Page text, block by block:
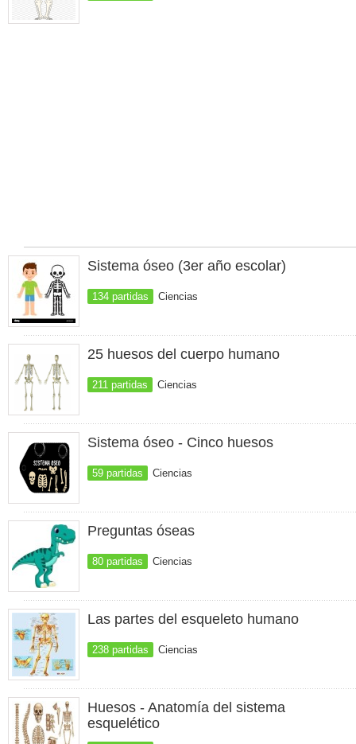
Sistema óseo (3er año escolar)
134 partidas Ciencias
25 huesos del cuerpo humano
211 partidas Ciencias
Sistema óseo - Cinco huesos
59 partidas Ciencias
Preguntas óseas
80 partidas Ciencias
Las partes del esqueleto humano
238 partidas Ciencias
Huesos - Anatomía del sistema
esquelético